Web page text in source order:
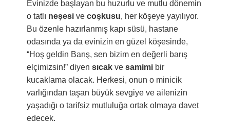
Evinizde başlayan bu huzurlu ve mutlu dönemin
o tatlı neşesive coşkusu, her köşeye yayılıyor.
Bu özenle hazırlanmış kapı süsü, hastane
odasında ya da evinizin en güzel köşesinde,
“Hoş geldin Barış, sen bizim en değerli barış
elçimizsin!” diyen sıcakve samimibir
kucaklama olacak. Herkesi, onun o minicik
varlığından taşan büyük sevgiye ve ailenizin
yaşadığı o tarifsiz mutluluğa ortak olmaya davet
edecek.